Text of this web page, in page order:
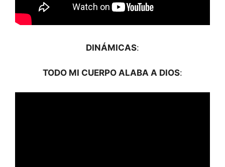
DINÁMICAS:
TODO MI CUERPO ALABA A DIOS: